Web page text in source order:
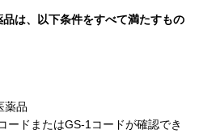
は、以下条件をすべて満たすもの
薬品
ードまたはGS-1コードが確認でき